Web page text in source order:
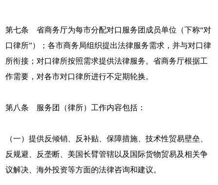
第七条 省商务厅为每市分配对口服务团成员单位（下称“对
口律所”）；各市商务局组织提出法律服务需求，并与对口律
所衔接；对口律所按照需求提供法律服务。省商务厅根据工
作需要，对各市对口律所进行不定期轮换。
第八条 服务团（律所）工作内容包括：
（一）提供反倾销、反补贴、保障措施、技术性贸易壁垒、
反规避、反垄断、美国长臂管辖以及国际货物贸易及相关争
议解决、海外投资等方面的法律咨询和建议。